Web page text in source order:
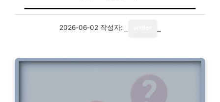
2026-06-02 작성자: